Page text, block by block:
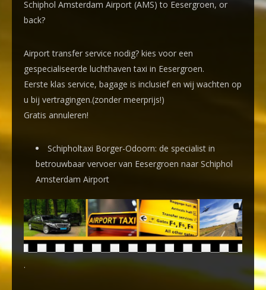
Schiphol Amsterdam Airport (AMS) to Eesergroen, or
back?
Airport transfer service nodig? kies voor een
gespecialiseerde luchthaven taxi in Eesergroen.
Eerste klas service, bagage is inclusief en wij wachten op
u bij vertragingen.(zonder meerprijs!)
Gratis annuleren!
Schipholtaxi Borger-Odoorn: de specialist in
betrouwbaar vervoer van Eesergroen naar Schiphol
Amsterdam Airport
.